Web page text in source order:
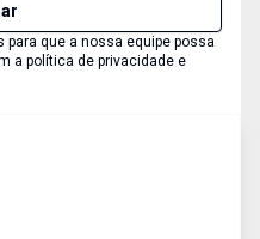
que a nossa equipe possa
a política de privacidade e